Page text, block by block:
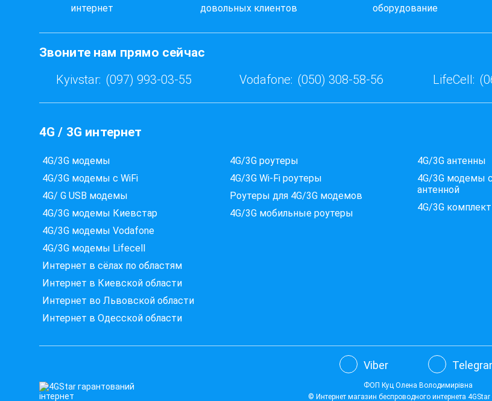
интернет
довольных клиентов
оборудование
Звоните нам прямо сейчас
Kyivstar: (097) 993-03-55 Vodafone: (050) 308-58-56 LifeCell:
4G / 3G интернет
4G/3G модемы
4G/3G модемы с WiFi
4G/ G USB модемы
4G/3G модемы Киевстар
4G/3G модемы Vodafone
4G/3G модемы Lifecell
4G/3G роутеры
4G/3G Wi-Fi роутеры
Роутеры для 4G/3G модемов
4G/3G мобильные роутеры
4G/3G антенны
4G/3G модемы
антенной
4G/3G
Интернет в сёлах по областям
Интернет в Киевской области
Интернет во Львовской области
Интернет в Одесской области
Viber
ФОП Куц Олена Володимирівна
© Интернет магазин беспроводного интернета 4GStar